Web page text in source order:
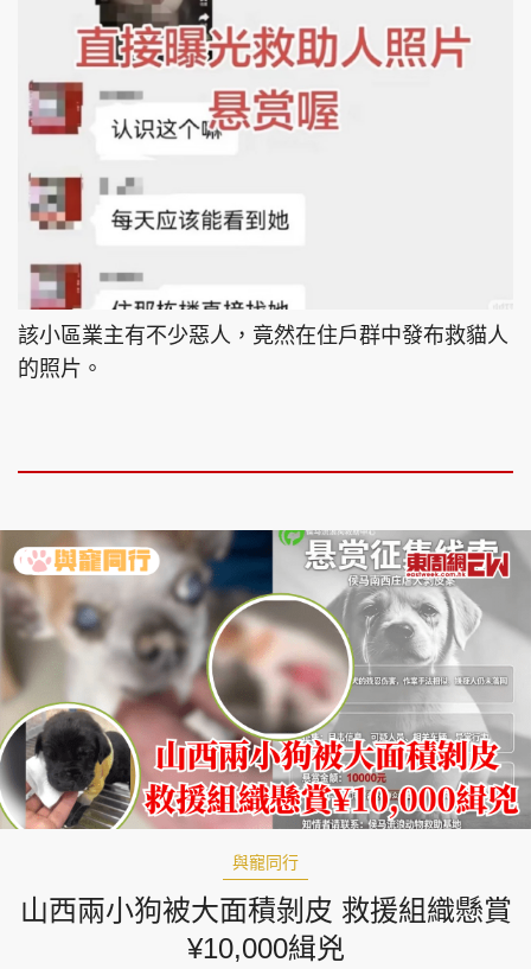
該小區業主有不少惡人，竟然在住戶群中發布救貓人
的照片。
與寵同行
山西兩小狗被大面積剝皮 救援組織懸賞
¥10,000緝兇